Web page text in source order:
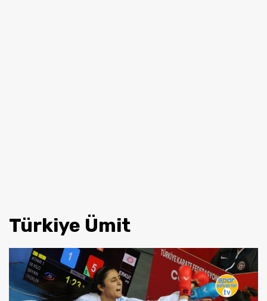
Türkiye Ümit